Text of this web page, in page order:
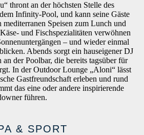
thront an der höchsten Stelle des
Infinity-Pool, und kann seine Gäste
Speisen zum Lunch und
und Fischspezialitäten verwöhnen
– und wieder einmal
Abends sorgt ein hauseigener DJ
der Poolbar, die bereits tagsüber für
In der Outdoor Lounge „Aloni“ lässt
Gastfreundschaft erleben und rund
das eine oder andere inspirierende
führen.
& SPORT